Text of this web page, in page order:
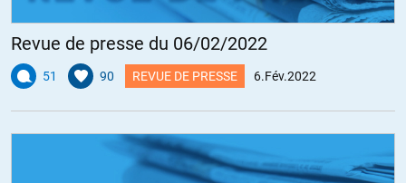
Revue de presse du 06/02/2022
51 90 REVUE DE PRESSE 6.Fév.2022